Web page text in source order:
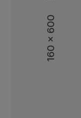
160 x 600
160 x 600